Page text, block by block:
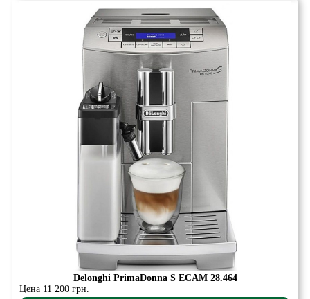
Delonghi PrimaDonna S ECAM 28.464
Цена 11 200 грн.